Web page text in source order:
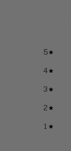
5
4
3
2
1